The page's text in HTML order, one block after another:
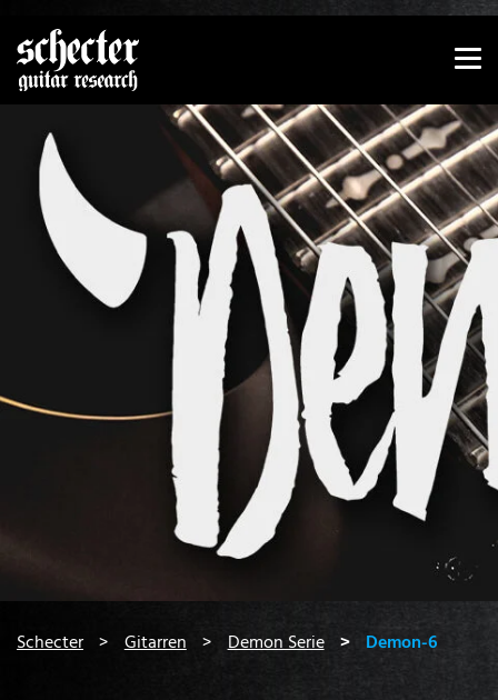
Zeige besser passende Version dieser Seite
Diese Meldung nicht mehr anzeigen
Schecter Gitarren Demon Serie Demon-6